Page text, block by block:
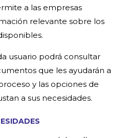
a las empresas
relevante sobre los
usuario podrá consultar
que les ayudarán a
y las opciones de
a sus necesidades.